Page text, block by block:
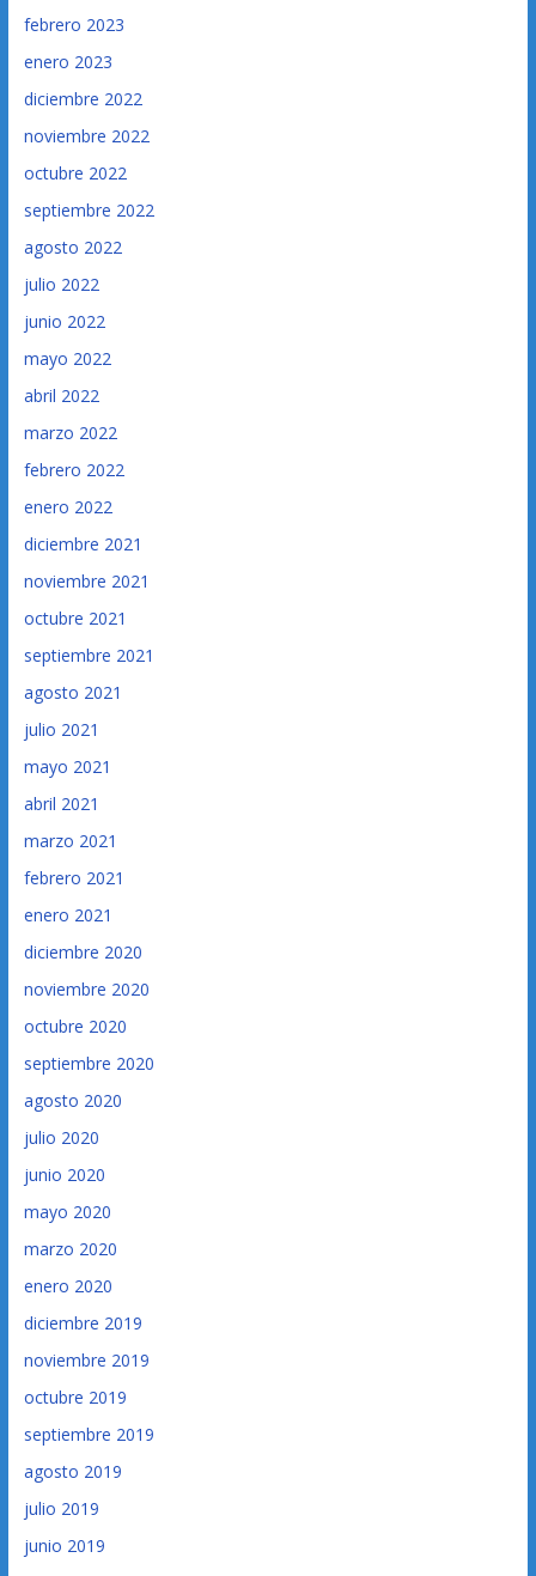
febrero 2023
enero 2023
diciembre 2022
noviembre 2022
octubre 2022
septiembre 2022
agosto 2022
julio 2022
junio 2022
mayo 2022
abril 2022
marzo 2022
febrero 2022
enero 2022
diciembre 2021
noviembre 2021
octubre 2021
septiembre 2021
agosto 2021
julio 2021
mayo 2021
abril 2021
marzo 2021
febrero 2021
enero 2021
diciembre 2020
noviembre 2020
octubre 2020
septiembre 2020
agosto 2020
julio 2020
junio 2020
mayo 2020
marzo 2020
enero 2020
diciembre 2019
noviembre 2019
octubre 2019
septiembre 2019
agosto 2019
julio 2019
junio 2019